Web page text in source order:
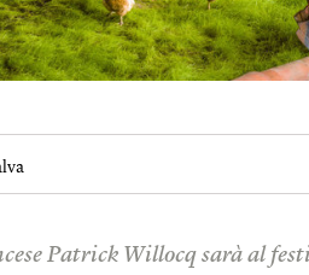
Patrick Willocq sarà al